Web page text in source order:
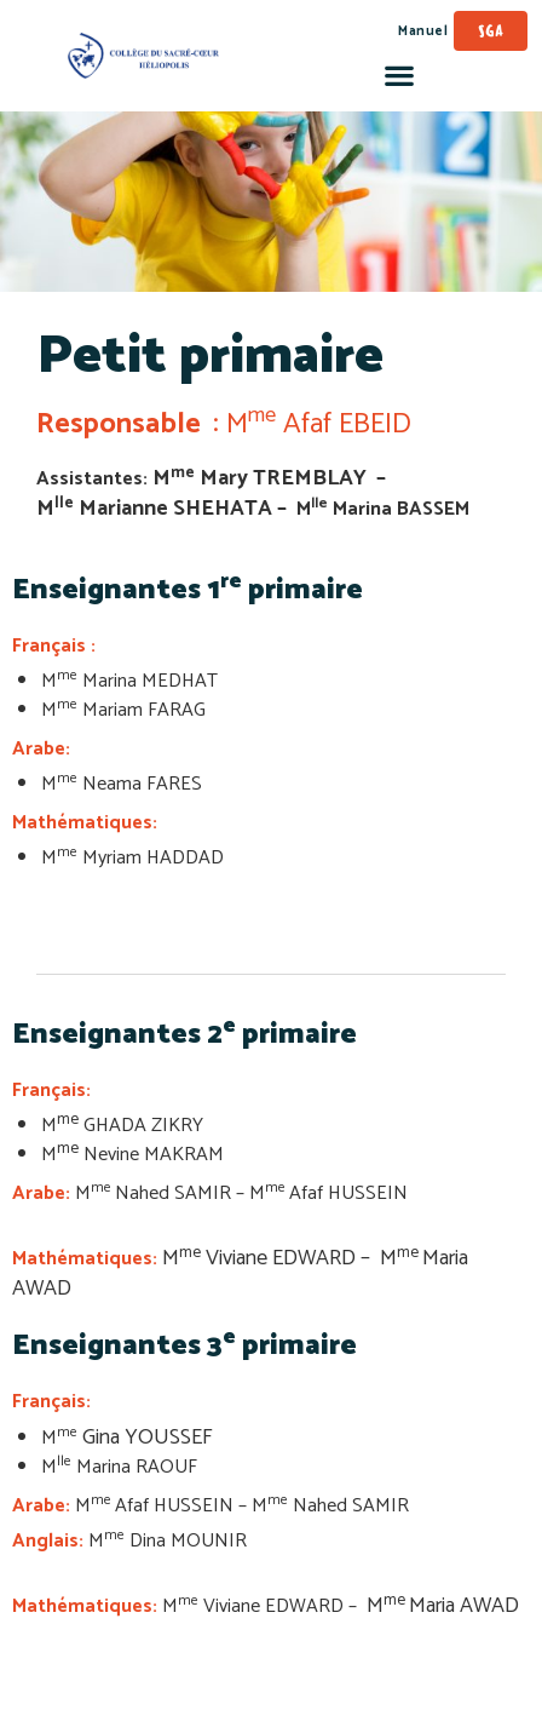
Manuel SGA
Petit primaire
Responsable : Mme Afaf EBEID
Assistantes: Mme Mary TREMBLAY –
Mlle Marianne SHEHATA – Mlle Marina BASSEM
Enseignantes 1re primaire
Français :
Mme Marina MEDHAT
Mme Mariam FARAG
Arabe:
Mme Neama FARES
Mathématiques:
Mme Myriam HADDAD
Enseignantes 2e primaire
Français:
MmeGHADA ZIKRY
Mme Nevine MAKRAM
Arabe: Mme Nahed SAMIR – Mme Afaf HUSSEIN
Mathématiques: MmeViviane EDWARD – MmeMaria
AWAD
Enseignantes 3e primaire
Français:
Mme Gina YOUSSEF
Mlle Marina RAOUF
Arabe: Mme Afaf HUSSEIN – Mme Nahed SAMIR
Anglais: Mme Dina MOUNIR
Mathématiques: Mme Viviane EDWARD – MmeMaria AWAD